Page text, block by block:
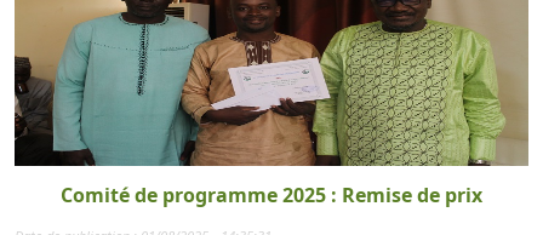
Comité de programme 2025 : Remise de prix